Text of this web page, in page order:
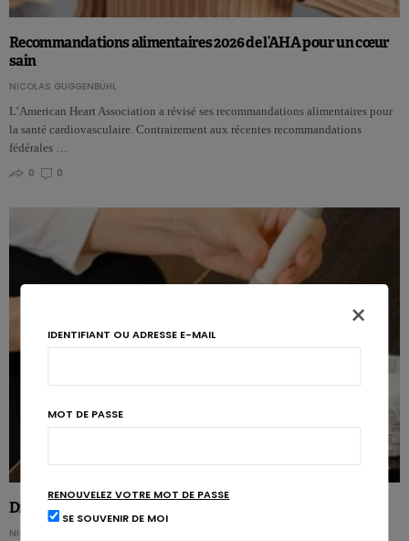
Recommandations alimentaires 2026 de l’AHA pour un cœur
sain
NICOLAS GUGGENBÜHL
L’American Heart Association a révisé ses recommandations alimentaires pour
la santé cardiovasculaire. Contrairement aux récentes recommandations
fédérales …
0
0
Diabète : les bons et les mauvais glucides mis à jour
NICOLAS GUGGENBÜHL
×
IDENTIFIANT OU ADRESSE E-MAIL
MOT DE PASSE
RENOUVELEZ VOTRE MOT DE PASSE
SE SOUVENIR DE MOI